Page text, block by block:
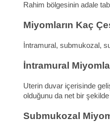
Rahim bölgesinin adale
Miyomların Kaç
İntramural, submukozal,
İntramural
Uterin duvar içerisinde
olduğunu da net bir
Submukozal